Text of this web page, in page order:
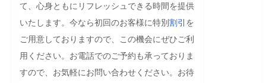
て、心身ともにリフレッシュできる時間を提供
いたします。今なら初回のお客様に特別割引 を
ご用意しておりますので、この機会にぜひご利
用ください。お電話でのご予約も承っておりま
すので、お気軽にお問い合わせください。お待